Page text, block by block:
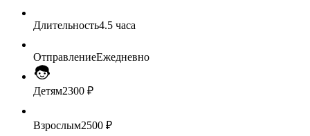
Длительность4.5 часа
ОтправлениеЕжедневно
Детям2300 ₽
Взрослым2500 ₽